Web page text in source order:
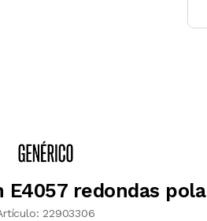
E4057 redondas
22903306